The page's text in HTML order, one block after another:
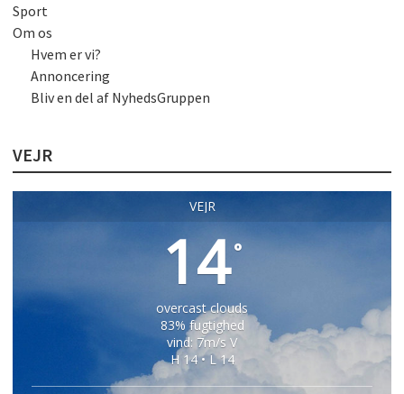
Sport
Om os
Hvem er vi?
Annoncering
Bliv en del af NyhedsGruppen
VEJR
VEJR
14°
overcast clouds
83% fugtighed
vind: 7m/s V
H 14 • L 14